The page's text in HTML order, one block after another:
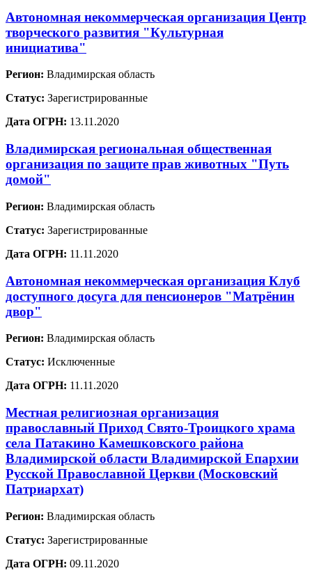
Автономная некоммерческая организация Центр
творческого развития "Культурная
инициатива"
Регион: Владимирская область
Статус: Зарегистрированные
Дата ОГРН: 13.11.2020
Владимирская региональная общественная
организация по защите прав животных "Путь
домой"
Регион: Владимирская область
Статус: Зарегистрированные
Дата ОГРН: 11.11.2020
Автономная некоммерческая организация Клуб
доступного досуга для пенсионеров "Матрёнин
двор"
Регион: Владимирская область
Статус: Исключенные
Дата ОГРН: 11.11.2020
Местная религиозная организация
православный Приход Свято-Троицкого храма
села Патакино Камешковского района
Владимирской области Владимирской Епархии
Русской Православной Церкви (Московский
Патриархат)
Регион: Владимирская область
Статус: Зарегистрированные
Дата ОГРН: 09.11.2020